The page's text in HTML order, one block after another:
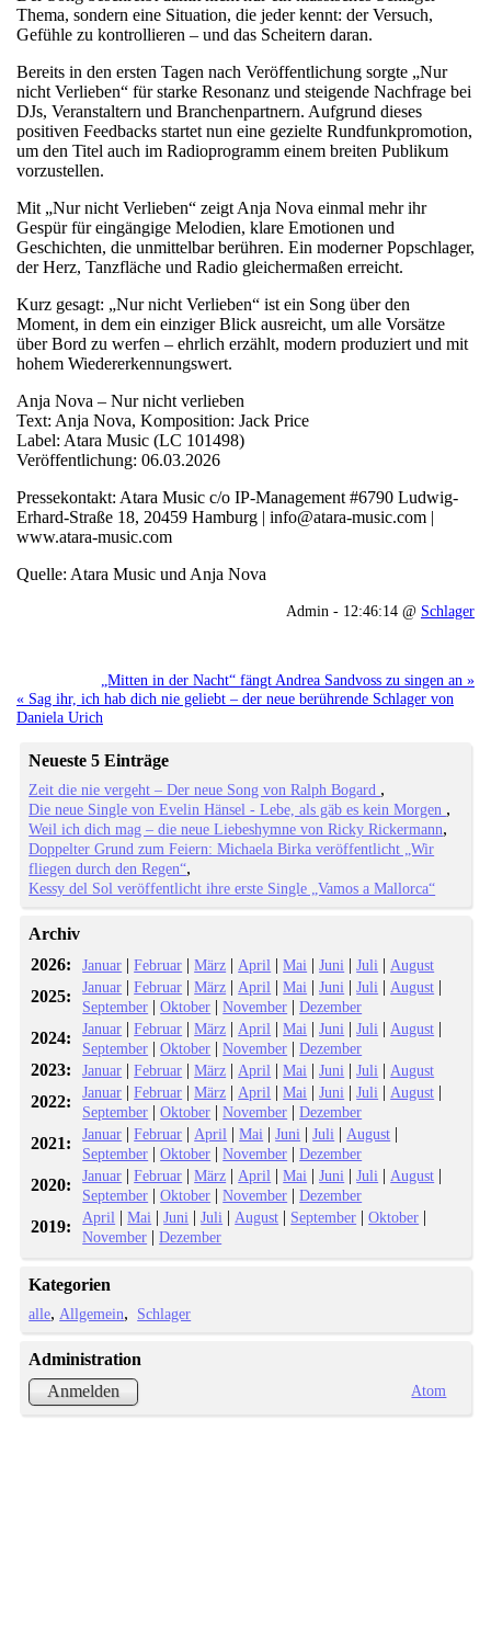
Thema, sondern eine Situation, die jeder kennt: der Versuch,
Gefühle zu kontrollieren – und das Scheitern daran.
Bereits in den ersten Tagen nach Veröffentlichung sorgte „Nur
nicht Verlieben“ für starke Resonanz und steigende Nachfrage bei
DJs, Veranstaltern und Branchenpartnern. Aufgrund dieses
positiven Feedbacks startet nun eine gezielte Rundfunkpromotion,
um den Titel auch im Radioprogramm einem breiten Publikum
vorzustellen.
Mit „Nur nicht Verlieben“ zeigt Anja Nova einmal mehr ihr
Gespür für eingängige Melodien, klare Emotionen und
Geschichten, die unmittelbar berühren. Ein moderner Popschlager,
der Herz, Tanzfläche und Radio gleichermaßen erreicht.
Kurz gesagt: „Nur nicht Verlieben“ ist ein Song über den
Moment, in dem ein einziger Blick ausreicht, um alle Vorsätze
über Bord zu werfen – ehrlich erzählt, modern produziert und mit
hohem Wiedererkennungswert.
Anja Nova – Nur nicht verlieben
Text: Anja Nova, Komposition: Jack Price
Label: Atara Music (LC 101498)
Veröffentlichung: 06.03.2026
Pressekontakt: Atara Music c/o IP-Management #6790 Ludwig-
Erhard-Straße 18, 20459 Hamburg | info@atara-music.com |
www.atara-music.com
Quelle: Atara Music und Anja Nova
Admin - 12:46:14 @ Schlager
„Mitten in der Nacht“ fängt Andrea Sandvoss zu singen an »
« Sag ihr, ich hab dich nie geliebt – der neue berührende Schlager von
Daniela Urich
Neueste 5 Einträge
Zeit die nie vergeht – Der neue Song von Ralph Bogard
Die neue Single von Evelin Hänsel - Lebe, als gäb es kein Morgen
Weil ich dich mag – die neue Liebeshymne von Ricky Rickermann
Doppelter Grund zum Feiern: Michaela Birka veröffentlicht „Wir
fliegen durch den Regen“
Kessy del Sol veröffentlicht ihre erste Single „Vamos a Mallorca“
Archiv
2026:
Januar |Februar |März | April |Mai |Juni |Juli | August
2025: Januar |Februar |März | April |Mai |Juni |Juli | August |
September |Oktober |November |Dezember
2024: Januar |Februar |März | April |Mai |Juni |Juli | August |
September |Oktober |November |Dezember
2023: Januar |Februar |März | April |Mai |Juni |Juli | August
2022: Januar |Februar |März | April |Mai |Juni |Juli | August |
September |Oktober |November |Dezember
2021: Januar |Februar | April |Mai |Juni |Juli | August |
September |Oktober |November |Dezember
2020: Januar |Februar |März | April |Mai |Juni |Juli | August |
September |Oktober |November |Dezember
2019: April |Mai |Juni |Juli | August | September |Oktober |
November |Dezember
Kategorien
alle Allgemein Schlager
Administration
Anmelden
Atom